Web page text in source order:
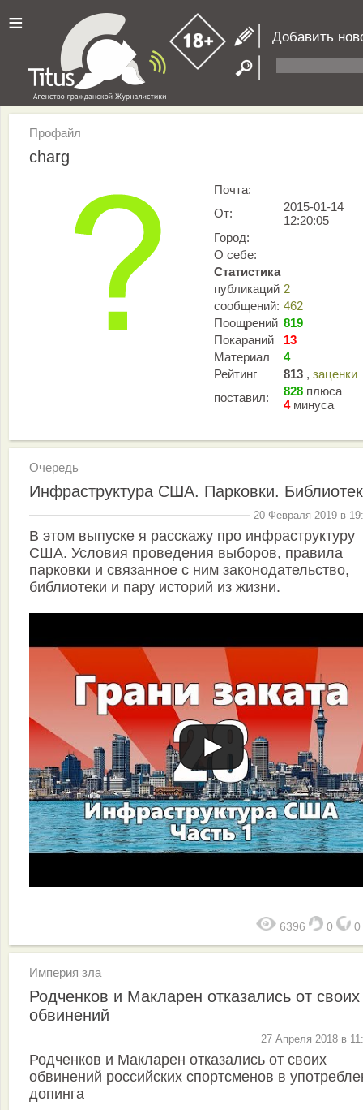
≡ Добавить
Профайл
charg
Почта:
От:
2015-01-14
12:20:05
Город:
О себе:
Статистика
публикаций 2
сообщений: 462
Поощрений 819
Покараний
13
Материал
4
Рейтинг
813 , заценки
поставил:
828 плюса
4минуса
Очередь
Инфраструктура США. Парковки.
20 Февраля 2019 в
В этом выпуске я расскажу про инфраструктуру
США. Условия проведения выборов, правила
парковки и связанное с ним законодательство,
библиотеки и пару историй из жизни.
6396 0 0
Империя зла
Родченков и Макларен отказались от своих
обвинений
27 Апреля 2018 в
Родченков и Макларен отказались от своих
обвинений российских спортсменов в
допинга